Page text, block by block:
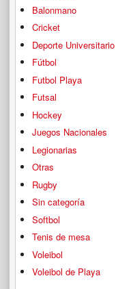
Balonmano
Cricket
Deporte Universitario
Fútbol
Futbol Playa
Futsal
Hockey
Juegos Nacionales
Legionarias
Otras
Rugby
Sin categoría
Softbol
Tenis de mesa
Voleibol
Voleibol de Playa